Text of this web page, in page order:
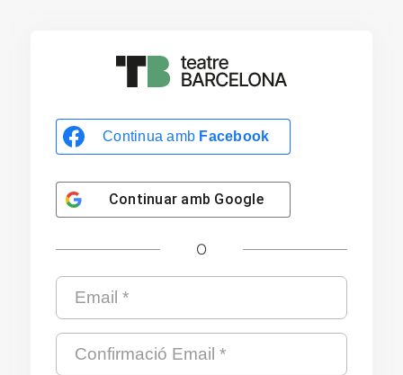
Continua amb Facebook
Continuar amb Google
O